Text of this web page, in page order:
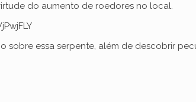
do aumento de roedores no local.
sobre essa serpente, além de descobrir